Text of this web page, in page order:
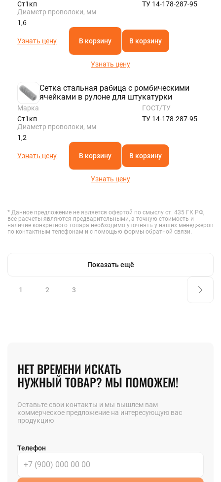
Ст1кп
ТУ 14-178-287-95
Диаметр проволоки, мм
1,6
Узнать цену В корзину В корзину
Узнать цену
Сетка стальная рабица с ромбическими
ячейками в рулоне для штукатурки
Марка
Ст1кп
ГОСТ/ТУ
ТУ 14-178-287-95
Диаметр проволоки, мм
1,2
Узнать цену В корзину В корзину
Узнать цену
* Данное предложение не является офертой по смыслу ст. 435 ГК РФ,
все расчеты являются предварительными, а точную стоимость и
наличие конкретного товара необходимо уточнять у наших менеджеров
по контактным телефонам и с помощью формы обратной связи.
Показать ещё
1 2 3
НЕТ ВРЕМЕНИ ИСКАТЬ
НУЖНЫЙ ТОВАР? МЫ ПОМОЖЕМ!
Оставьте свои контакты и мы вышлем вам
коммерческое предложение на интересующую вас
продукцию
Телефон